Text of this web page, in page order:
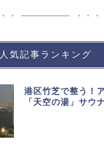
人気記事ランキング
港区竹芝で整う！
「天空の湯」サウ